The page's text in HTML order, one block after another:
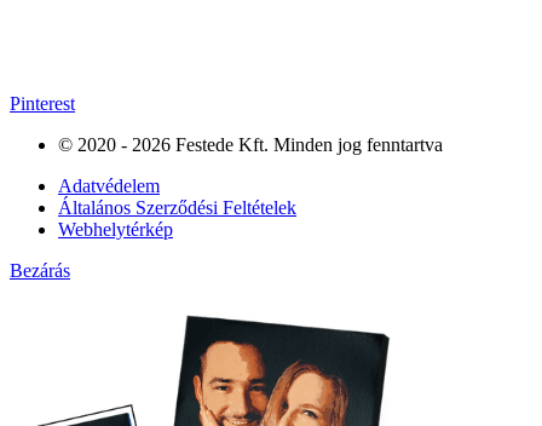
Pinterest
© 2020 - 2026 Festede Kft. Minden jog fenntartva
Adatvédelem
Általános Szerződési Feltételek
Webhelytérkép
Bezárás